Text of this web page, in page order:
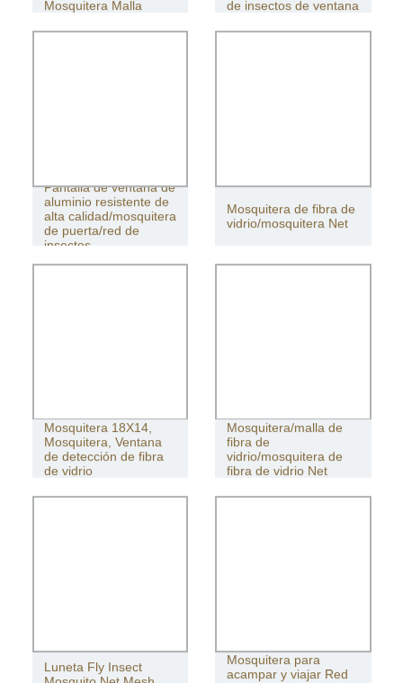
Mosquitera Malla de insectos de ventana
Pantalla de ventana de
aluminio resistente de
alta calidad/mosquitera
de puerta/red de
insectos
Mosquitera de fibra de
vidrio/mosquitera Net
Mosquitera 18X14,
Mosquitera, Ventana
de detección de fibra
de vidrio
Mosquitera/malla de
fibra de
vidrio/mosquitera de
fibra de vidrio Net
Luneta Fly Insect
Mosquitera para
acampar y viajar Red